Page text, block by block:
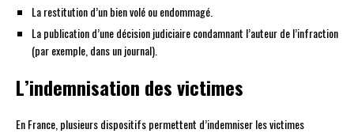
La restitution d’un bien volé ou endommagé.
La publication d’une décision judiciaire condamnant l’auteur de l’infraction
(par exemple, dans un journal).
L’indemnisation des victimes
En France, plusieurs dispositifs permettent d’indemniser les victimes